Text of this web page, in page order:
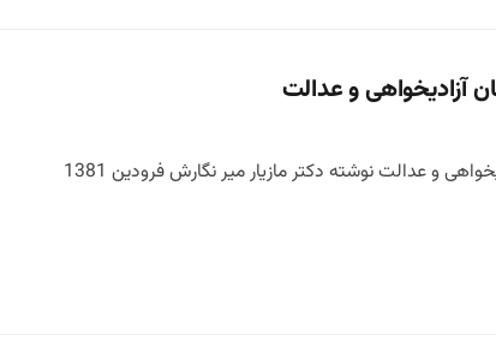
آزادیخواهی و عدالت
و عدالت نوشته دکتر مازیار میر نگارش فرودین 1381